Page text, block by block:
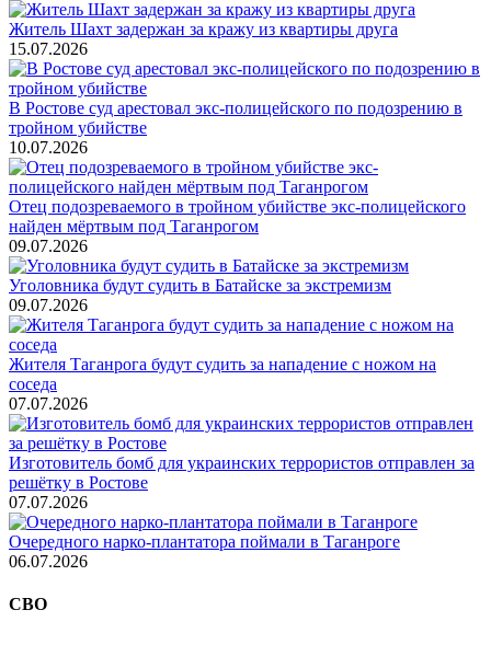
Житель Шахт задержан за кражу из квартиры друга
15.07.2026
В Ростове суд арестовал экс-полицейского по подозрению в
тройном убийстве
10.07.2026
Отец подозреваемого в тройном убийстве экс-полицейского
найден мёртвым под Таганрогом
09.07.2026
Уголовника будут судить в Батайске за экстремизм
09.07.2026
Жителя Таганрога будут судить за нападение с ножом на
соседа
07.07.2026
Изготовитель бомб для украинских террористов отправлен за
решётку в Ростове
07.07.2026
Очередного нарко-плантатора поймали в Таганроге
06.07.2026
СВО